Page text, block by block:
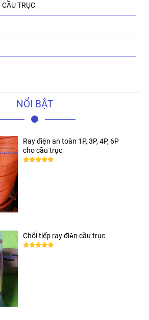
TRỤC
NỔI BẬT
Ray điện an toàn 1P, 3P, 4P, 6P
cho cầu trục
Chổi tiếp ray điện cầu trục